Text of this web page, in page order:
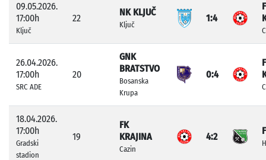
09.05.2026.
17:00h
Ključ
22
NK KLJUČ
Ključ
1:4
26.04.2026.
17:00h
SRC ADE
20
GNK
BRATSTVO
Bosanska
Krupa
0:4
18.04.2026.
17:00h
Gradski
stadion
19
FK
KRAJINA
Cazin
4:2